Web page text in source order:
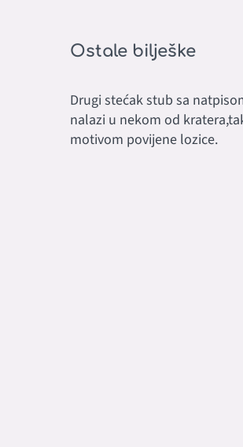
Ostale bilješke
Drugi stećak stub sa
nalazi u nekom od
motivom povijene lozice.